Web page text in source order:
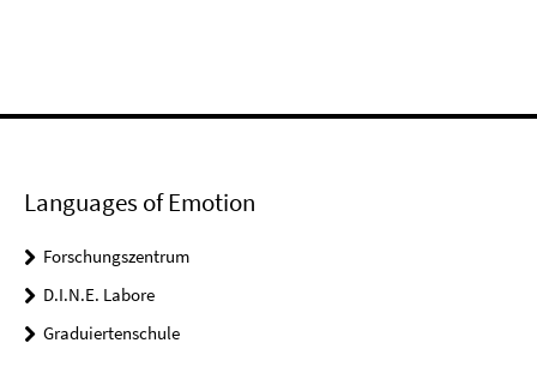
Languages of Emotion
Forschungszentrum
D.I.N.E. Labore
Graduiertenschule